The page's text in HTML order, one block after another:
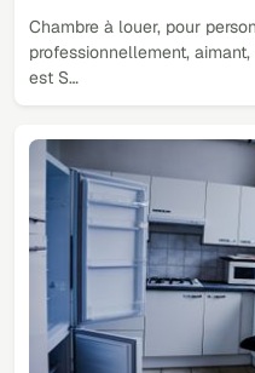
Chambre à louer, pour
professionnellement,
est S…